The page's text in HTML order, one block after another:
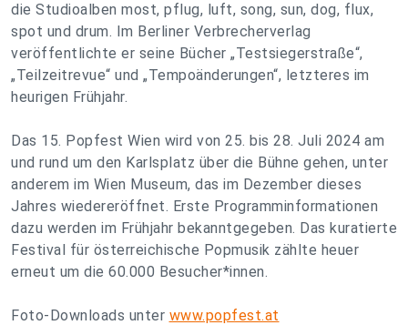
die Studioalben most, pflug, luft, song, sun, dog, flux,
spot und drum. Im Berliner Verbrecherverlag
veröffentlichte er seine Bücher „Testsiegerstraße“,
„Teilzeitrevue“ und „Tempoänderungen“, letzteres im
heurigen Frühjahr.
Das 15. Popfest Wien wird von 25. bis 28. Juli 2024 am
und rund um den Karlsplatz über die Bühne gehen, unter
anderem im Wien Museum, das im Dezember dieses
Jahres wiedereröffnet. Erste Programminformationen
dazu werden im Frühjahr bekanntgegeben. Das kuratierte
Festival für österreichische Popmusik zählte heuer
erneut um die 60.000 Besucher*innen.
Foto-Downloads unter www.popfest.at